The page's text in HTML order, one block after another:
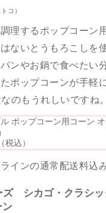
コ）
理するポップコーン
ないとうもろこしを
ンやお鍋で食べたい
ポップコーンが手軽
のもうれしいですね。
ポップコーン用コーン
込）
インの通常配送料込
ズ シカゴ・クラシッ